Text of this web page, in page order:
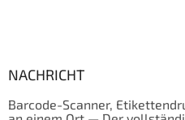
NACHRICHT
Barcode-Scanner,